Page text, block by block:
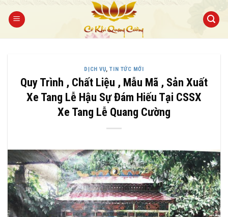
qua
DỊCH VỤ,TIN TỨC MỚI
Quy Trình , Chất Liệu , Mẫu Mã , Sản Xuất
Xe Tang Lễ Hậu Sự Đám Hiếu Tại CSSX
Xe Tang Lễ Quang Cường